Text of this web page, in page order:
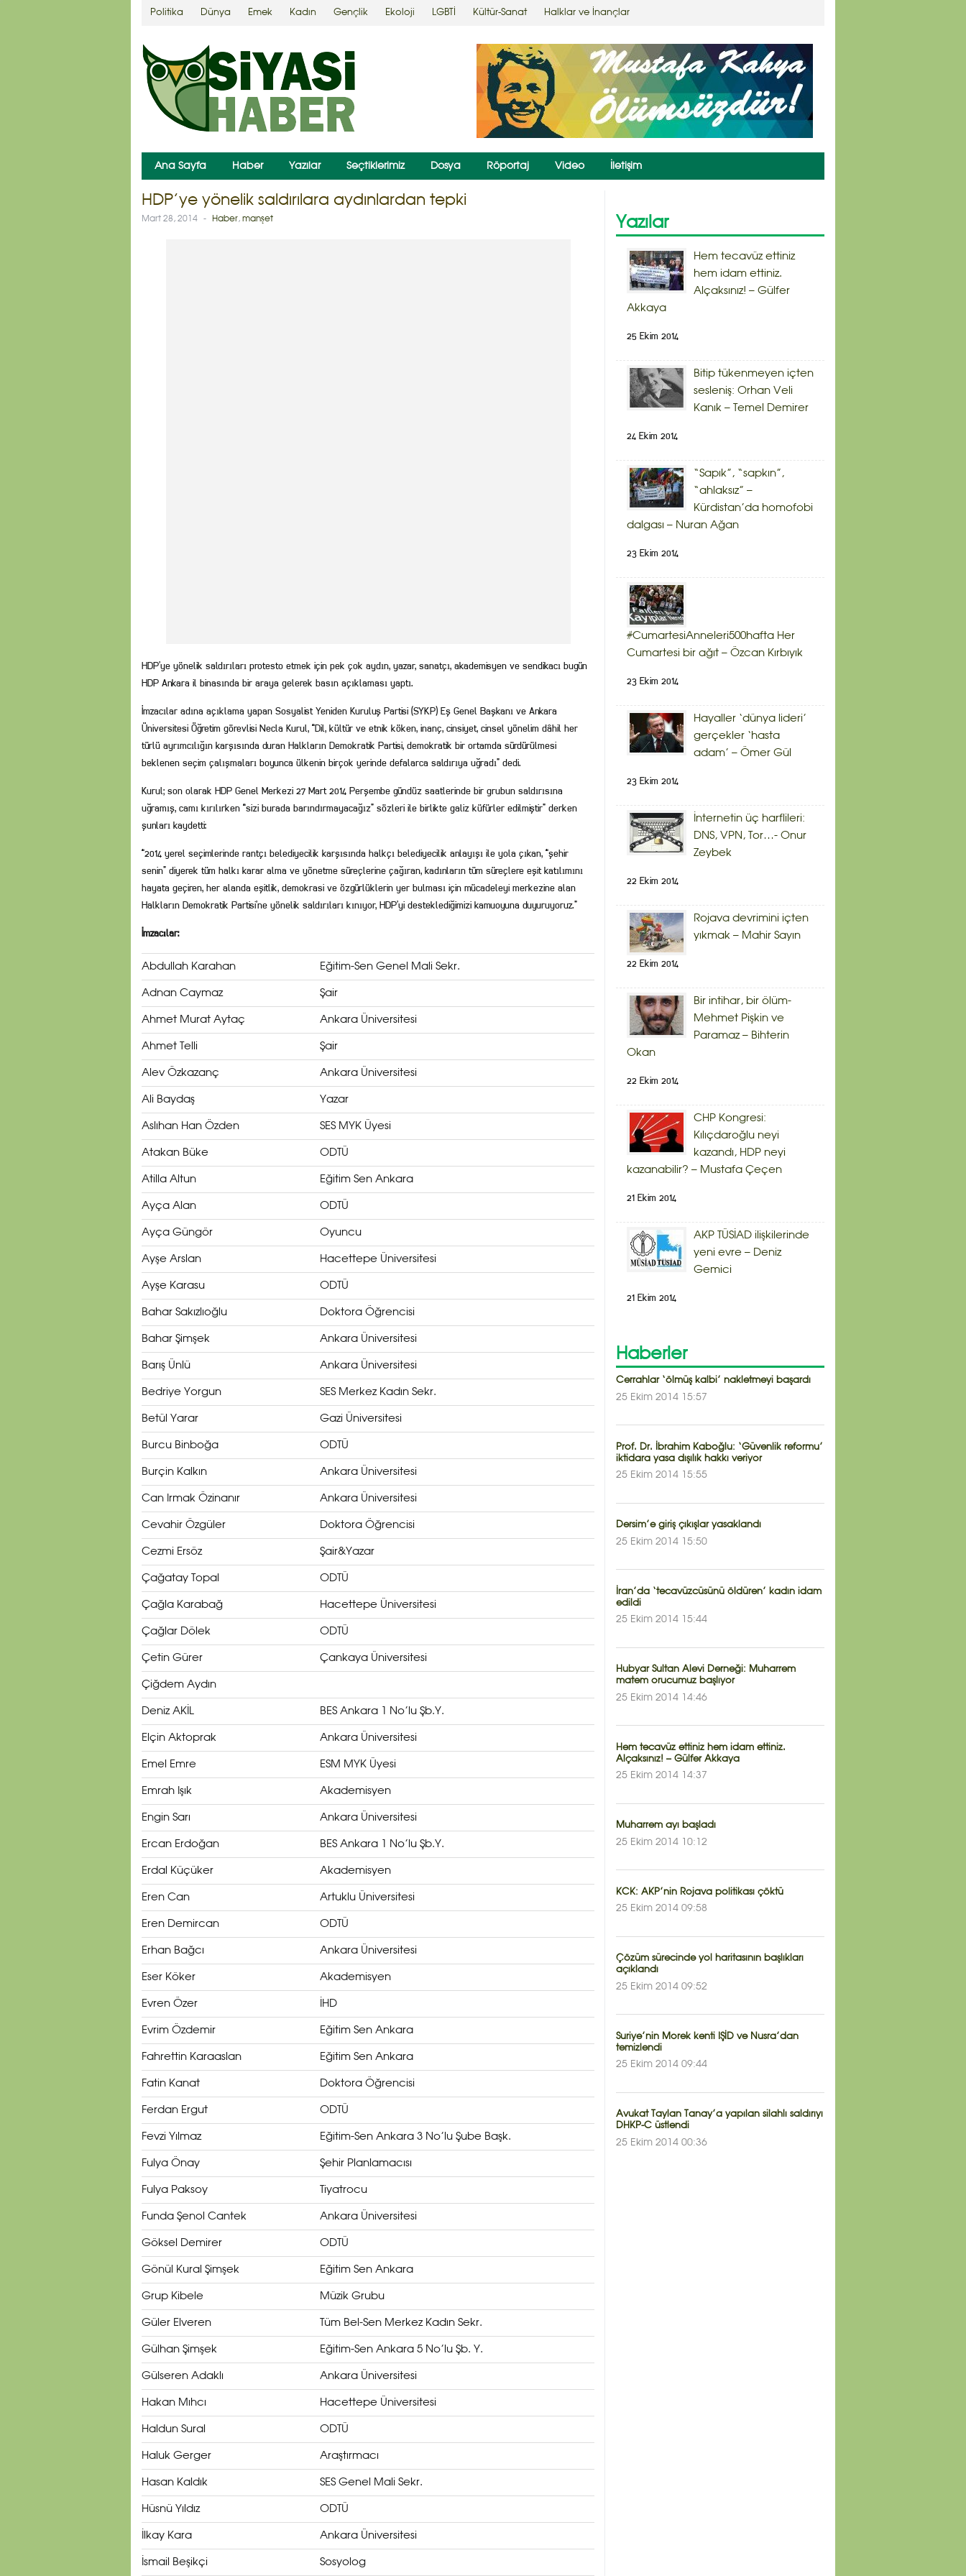
Politika Dünya Emek Kadın Gençlik Ekoloji LGBTİ Kültür-Sanat Halklar ve İnançlar
Ana Sayfa Haber Yazılar Seçtiklerimiz Dosya Röportaj Video İletişim
HDP’ye yönelik saldırılara aydınlardan tepki
Mart 28, 2014 - Haber, manşet
HDP’ye yönelik saldırıları protesto etmek için pek çok aydın, yazar, sanatçı, akademisyen ve sendikacı bugün
HDP Ankara il binasında bir araya gelerek basın açıklaması yaptı.
İmzacılar adına açıklama yapan Sosyalist Yeniden Kuruluş Partisi (SYKP) Eş Genel Başkanı ve Ankara
Üniversitesi Öğretim görevlisi Necla Kurul, “Dil, kültür ve etnik köken, inanç, cinsiyet, cinsel yönelim dâhil her
türlü ayrımcılığın karşısında duran Halkların Demokratik Partisi, demokratik bir ortamda sürdürülmesi
beklenen seçim çalışmaları boyunca ülkenin birçok yerinde defalarca saldırıya uğradı” dedi.
Kurul; son olarak HDP Genel Merkezi 27 Mart 2014 Perşembe gündüz saatlerinde bir grubun saldırısına
uğramış, camı kırılırken “sizi burada barındırmayacağız” sözleri ile birlikte galiz küfürler edilmiştir” derken
şunları kaydetti:
“2014 yerel seçimlerinde rantçı belediyecilik karşısında halkçı belediyecilik anlayışı ile yola çıkan, “şehir
senin” diyerek tüm halkı karar alma ve yönetme süreçlerine çağıran, kadınların tüm süreçlere eşit katılımını
hayata geçiren, her alanda eşitlik, demokrasi ve özgürlüklerin yer bulması için mücadeleyi merkezine alan
Halkların Demokratik Partisi’ne yönelik saldırıları kınıyor, HDP’yi desteklediğimizi kamuoyuna duyuruyoruz.”
İmzacılar:
Abdullah Karahan Eğitim-Sen Genel Mali Sekr.
Adnan Caymaz Şair
Ahmet Murat Aytaç Ankara Üniversitesi
Ahmet Telli Şair
Alev Özkazanç Ankara Üniversitesi
Ali Baydaş Yazar
Aslıhan Han Özden SES MYK Üyesi
Atakan Büke ODTÜ
Atilla Altun Eğitim Sen Ankara
Ayça Alan ODTÜ
Ayça Güngör Oyuncu
Ayşe Arslan Hacettepe Üniversitesi
Ayşe Karasu ODTÜ
Bahar Sakızlıoğlu Doktora Öğrencisi
Bahar Şimşek Ankara Üniversitesi
Barış Ünlü Ankara Üniversitesi
Bedriye Yorgun SES Merkez Kadın Sekr.
Betül Yarar Gazi Üniversitesi
Burcu Binboğa ODTÜ
Burçin Kalkın Ankara Üniversitesi
Can Irmak Özinanır Ankara Üniversitesi
Cevahir Özgüler Doktora Öğrencisi
Cezmi Ersöz Şair&Yazar
Çağatay Topal ODTÜ
Çağla Karabağ Hacettepe Üniversitesi
Çağlar Dölek ODTÜ
Çetin Gürer Çankaya Üniversitesi
Çiğdem Aydın
Deniz AKİL BES Ankara 1 No’lu Şb.Y.
Elçin Aktoprak Ankara Üniversitesi
Emel Emre ESM MYK Üyesi
Emrah Işık Akademisyen
Engin Sarı Ankara Üniversitesi
Ercan Erdoğan BES Ankara 1 No’lu Şb.Y.
Erdal Küçüker Akademisyen
Eren Can Artuklu Üniversitesi
Eren Demircan ODTÜ
Erhan Bağcı Ankara Üniversitesi
Eser Köker Akademisyen
Evren Özer İHD
Evrim Özdemir Eğitim Sen Ankara
Fahrettin Karaaslan Eğitim Sen Ankara
Fatin Kanat Doktora Öğrencisi
Ferdan Ergut ODTÜ
Fevzi Yılmaz Eğitim-Sen Ankara 3 No’lu Şube Başk.
Fulya Önay Şehir Planlamacısı
Fulya Paksoy Tiyatrocu
Funda Şenol Cantek Ankara Üniversitesi
Göksel Demirer ODTÜ
Gönül Kural Şimşek Eğitim Sen Ankara
Grup Kibele Müzik Grubu
Güler Elveren Tüm Bel-Sen Merkez Kadın Sekr.
Gülhan Şimşek Eğitim-Sen Ankara 5 No’lu Şb. Y.
Gülseren Adaklı Ankara Üniversitesi
Hakan Mıhcı Hacettepe Üniversitesi
Haldun Sural ODTÜ
Haluk Gerger Araştırmacı
Hasan Kaldık SES Genel Mali Sekr.
Hüsnü Yıldız ODTÜ
İlkay Kara Ankara Üniversitesi
İsmail Beşikçi Sosyolog
Yazılar
Hem tecavüz ettiniz
hem idam ettiniz.
Alçaksınız! – Gülfer
Akkaya
25 Ekim 2014
Bitip tükenmeyen içten
sesleniş: Orhan Veli
Kanık – Temel Demirer
24 Ekim 2014
“Sapık”, “sapkın”,
“ahlaksız” –
Kürdistan’da homofobi
dalgası – Nuran Ağan
23 Ekim 2014
#CumartesiAnneleri500hafta Her
Cumartesi bir ağıt – Özcan Kırbıyık
23 Ekim 2014
Hayaller ‘dünya lideri’
gerçekler ‘hasta
adam’ – Ömer Gül
23 Ekim 2014
İnternetin üç harflileri:
DNS, VPN, Tor…- Onur
Zeybek
22 Ekim 2014
Rojava devrimini içten
yıkmak – Mahir Sayın
22 Ekim 2014
Bir intihar, bir ölüm-
Mehmet Pişkin ve
Paramaz – Bihterin
Okan
22 Ekim 2014
CHP Kongresi:
Kılıçdaroğlu neyi
kazandı, HDP neyi
kazanabilir? – Mustafa Çeçen
21 Ekim 2014
AKP TÜSİAD ilişkilerinde
yeni evre – Deniz
Gemici
21 Ekim 2014
Haberler
Cerrahlar ‘ölmüş kalbi’ nakletmeyi başardı
25 Ekim 2014 15:57
Prof. Dr. İbrahim Kaboğlu: ‘Güvenlik reformu’
iktidara yasa dışılık hakkı veriyor
25 Ekim 2014 15:55
Dersim’e giriş çıkışlar yasaklandı
25 Ekim 2014 15:50
İran’da ‘tecavüzcüsünü öldüren’ kadın idam
edildi
25 Ekim 2014 15:44
Hubyar Sultan Alevi Derneği: Muharrem
matem orucumuz başlıyor
25 Ekim 2014 14:46
Hem tecavüz ettiniz hem idam ettiniz.
Alçaksınız! – Gülfer Akkaya
25 Ekim 2014 14:37
Muharrem ayı başladı
25 Ekim 2014 10:12
KCK: AKP’nin Rojava politikası çöktü
25 Ekim 2014 09:58
Çözüm sürecinde yol haritasının başlıkları
açıklandı
25 Ekim 2014 09:52
Suriye’nin Morek kenti IŞİD ve Nusra’dan
temizlendi
25 Ekim 2014 09:44
Avukat Taylan Tanay’a yapılan silahlı saldırıyı
DHKP-C üstlendi
25 Ekim 2014 00:36